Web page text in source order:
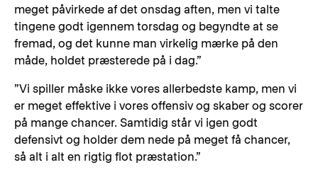
meget påvirkede af det onsdag aften, men vi talte
tingene godt igennem torsdag og begyndte at se
fremad, og det kunne man virkelig mærke på den
måde, holdet præsterede på i dag.”
”Vi spiller måske ikke vores allerbedste kamp, men vi
er meget effektive i vores offensiv og skaber og scorer
på mange chancer. Samtidig står vi igen godt
defensivt og holder dem nede på meget få chancer,
så alt i alt en rigtig flot præstation.”